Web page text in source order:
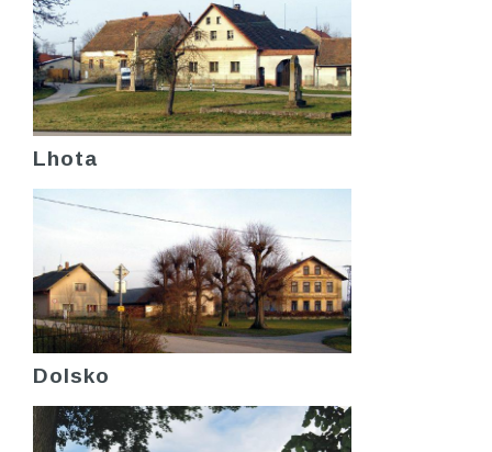
Lhota
Dolsko